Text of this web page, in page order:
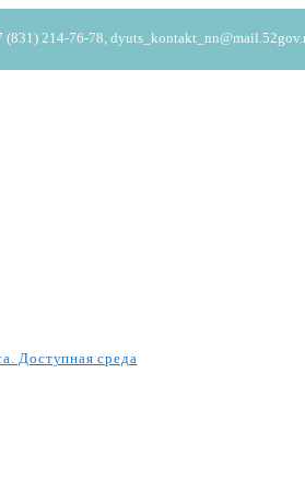
214-76-78,
Доступная среда